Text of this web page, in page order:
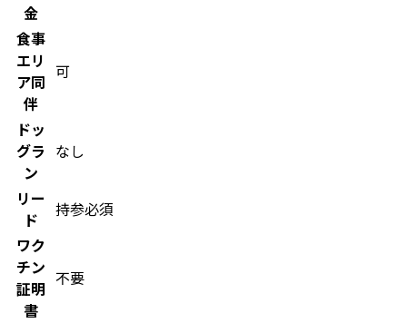
金
食事
エリ
ア同
伴
可
ドッ
グラ
ン
なし
リー
ド
持参必須
ワク
チン
証明
書
不要